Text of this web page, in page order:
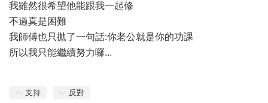
我雖然很希望他能跟我一起修
不過真是困難
我師傅也只拋了一句話:你老公就是你的功課
所以我只能繼續努力囉...
支持 反對